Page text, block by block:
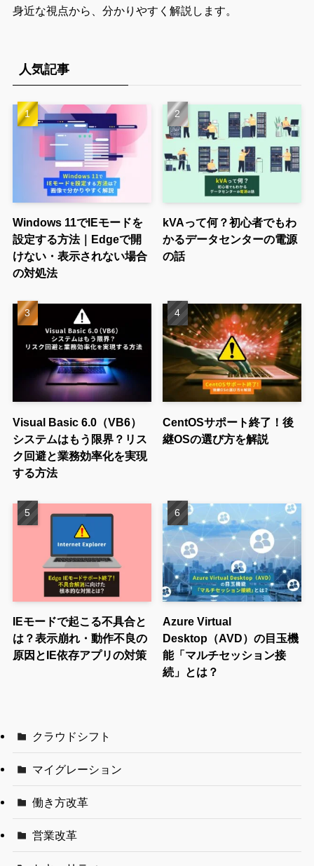
身近な視点から、分かりやすく解説します。
人気記事
Windows 11でIEモードを
設定する方法｜Edgeで開
けない・表示されない場合
の対処法
kVAって何？初心者でもわ
かるデータセンターの電源
の話
Visual Basic 6.0（VB6）
システムはもう限界？リス
ク回避と業務効率化を実現
する方法
CentOSサポート終了！後
継OSの選び方を解説
IEモードで起こる不具合と
は？表示崩れ・動作不良の
原因とIE依存アプリの対策
Azure Virtual
Desktop（AVD）の目玉機
能「マルチセッション接
続」とは？
クラウドシフト
マイグレーション
働き方改革
営業改革